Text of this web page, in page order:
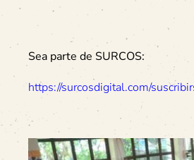
Sea parte de SURCOS:
https://surcosdigital.com/